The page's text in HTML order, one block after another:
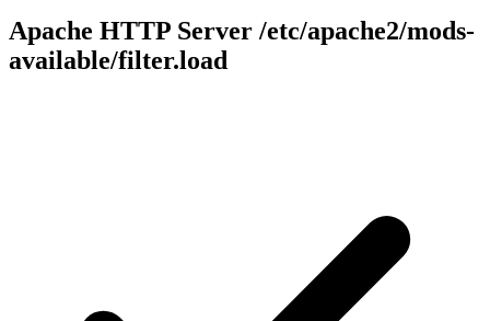
Apache HTTP Server /etc/apache2/mods-
available/filter.load